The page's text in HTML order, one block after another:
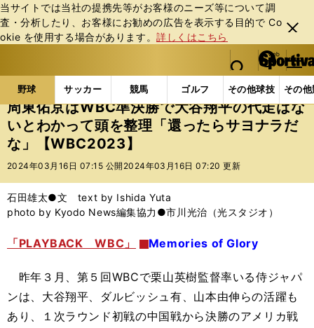
当サイトでは当社の提携先等がお客様のニーズ等について調
査・分析したり、お客様にお勧めの広告を表⽰する⽬的で Co
okie を使⽤する場合があります。詳しくはこちら
閉じ
る
web Sportiva (webスポルティーバ)
検索
マイペ
ー
ジ
メニュ
野球 サッカー 競馬 ゴルフ その他球技 その
b
ス
ポ
ル
テ
ー
バ
野球の記事一覧 プロ野球 周東佑京はWBC準決勝
周東佑京はWBC準決勝で大谷翔平の代走はな
いとわかって頭を整理「還ったらサヨナラだ
な」【WBC2023】
2024年03月16日 07:15 公開 2024年03月16日 07:20 更新
石田雄太●文 text by Ishida Yuta
photo by Kyodo News編集協力●市川光治（光スタジオ）
「PLAYBACK WBC」 Memories of Glory
昨年３月、第５回WBCで栗山英樹監督率いる侍ジャパ
ンは、大谷翔平、ダルビッシュ有、山本由伸らの活躍も
あり、１次ラウンド初戦の中国戦から決勝のアメリカ戦